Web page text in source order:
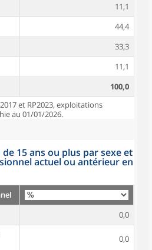
11,1
44,4
33,3
11,1
100,0
et RP2023, exploitations
au 01/01/2026.
de 15 ans ou plus par sexe et
actuel ou antérieur en
0,0
0,0